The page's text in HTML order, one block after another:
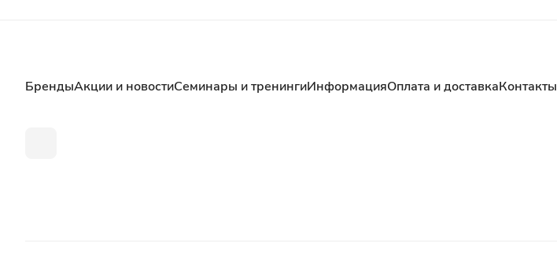
БрендыАкции и новостиСеминары и тренингиИнформацияОплата и доставкаКонтакты